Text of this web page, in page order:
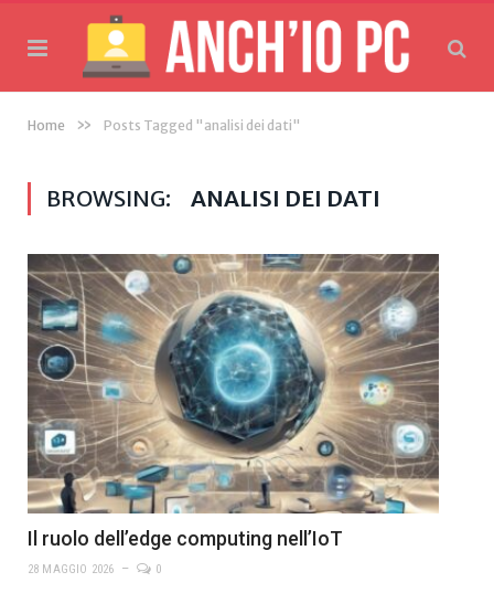
Home » Posts Tagged "analisi dei dati"
BROWSING: ANALISI DEI DATI
Il ruolo dell’edge computing nell’IoT
28 MAGGIO 2026 0